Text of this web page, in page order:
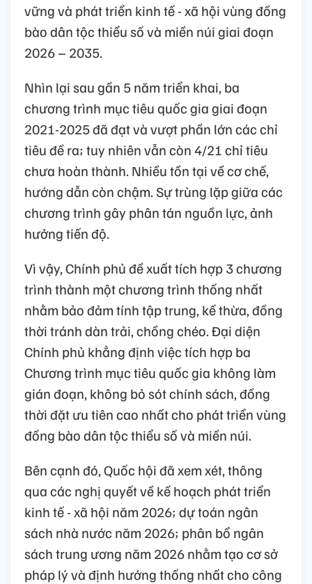
vững và phát triển kinh tế - xã hội vùng đồng
bào dân tộc thiểu số và miền núi giai đoạn
2026 – 2035.
Nhìn lại sau gần 5 năm triển khai, ba
chương trình mục tiêu quốc gia giai đoạn
2021-2025 đã đạt và vượt phần lớn các chỉ
tiêu đề ra; tuy nhiên vẫn còn 4/21 chỉ tiêu
chưa hoàn thành. Nhiều tồn tại về cơ chế,
hướng dẫn còn chậm. Sự trùng lặp giữa các
chương trình gây phân tán nguồn lực, ảnh
hưởng tiến độ.
Vì vậy, Chính phủ đề xuất tích hợp 3 chương
trình thành một chương trình thống nhất
nhằm bảo đảm tính tập trung, kế thừa, đồng
thời tránh dàn trải, chồng chéo. Đại diện
Chính phủ khẳng định việc tích hợp ba
Chương trình mục tiêu quốc gia không làm
gián đoạn, không bỏ sót chính sách, đồng
thời đặt ưu tiên cao nhất cho phát triển vùng
đồng bào dân tộc thiểu số và miền núi.
Bên cạnh đó, Quốc hội đã xem xét, thông
qua các nghị quyết về kế hoạch phát triển
kinh tế - xã hội năm 2026; dự toán ngân
sách nhà nước năm 2026; phân bổ ngân
sách trung ương năm 2026 nhằm tạo cơ sở
pháp lý và định hướng thống nhất cho công